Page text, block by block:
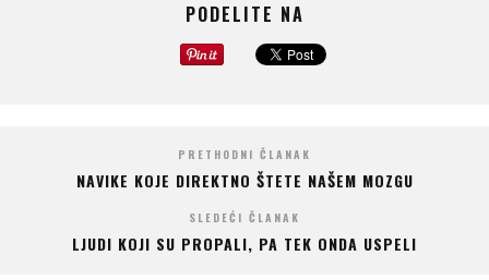
PODELITE NA
PRETHODNI ČLANAK
NAVIKE KOJE DIREKTNO ŠTETE NAŠEM MOZGU
SLEDEĆI ČLANAK
LJUDI KOJI SU PROPALI, PA TEK ONDA USPELI